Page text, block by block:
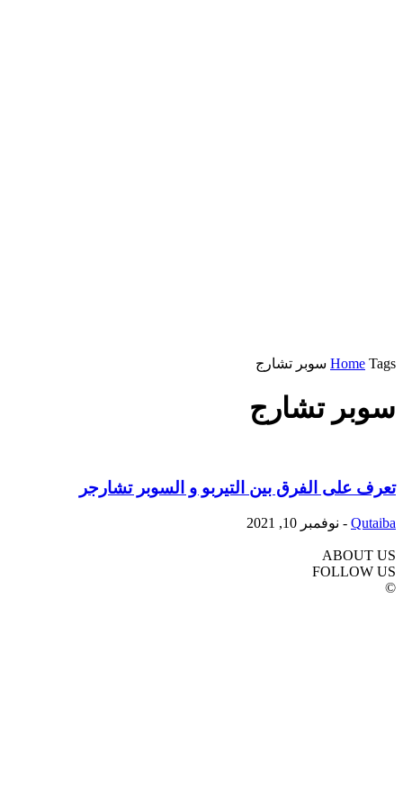
Home Tags سوبر تشارج
سوبر تشارج
تعرف على الفرق بين التيربو و السوبر تشارجر
Qutaiba
- نوفمبر 10, 2021
ABOUT US
FOLLOW US
©